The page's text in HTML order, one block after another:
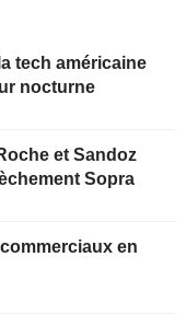
tech américaine
nocturne
et Sandoz
Sopra
en